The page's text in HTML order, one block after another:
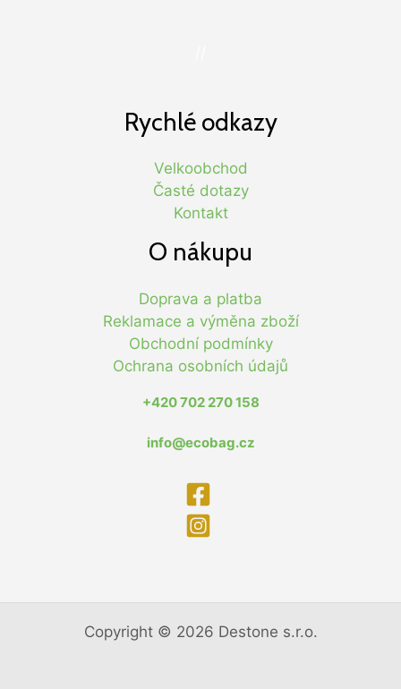
Rychlé odkazy
Velkoobchod
Časté dotazy
Kontakt
O nákupu
Doprava a platba
Reklamace a výměna zboží
Obchodní podmínky
Ochrana osobních údajů
+420 702 270 158
info@ecobag.cz
Copyright © 2026 Destone s.r.o.